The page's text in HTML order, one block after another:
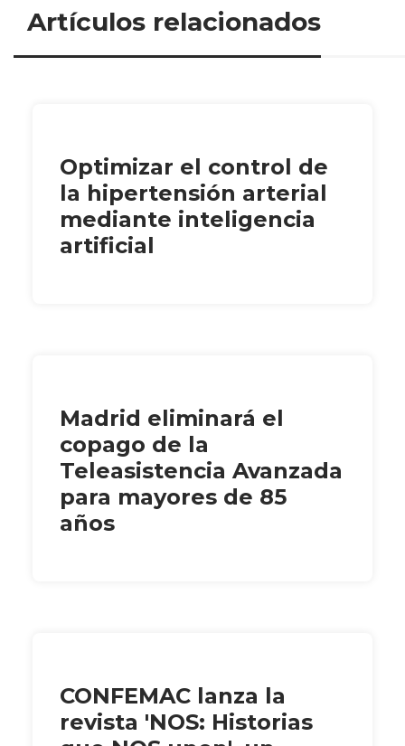
Artículos relacionados
Optimizar el control de
la hipertensión arterial
mediante inteligencia
artificial
Madrid eliminará el
copago de la
Teleasistencia Avanzada
para mayores de 85
años
CONFEMAC lanza la
revista 'NOS: Historias